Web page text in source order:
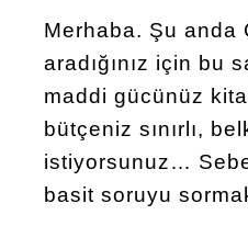
Merhaba. Şu anda
aradığınız için bu
maddi gücünüz
bütçeniz sınırlı,
istiyorsunuz…
basit soruyu